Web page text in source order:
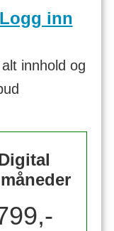
inn
innhold og